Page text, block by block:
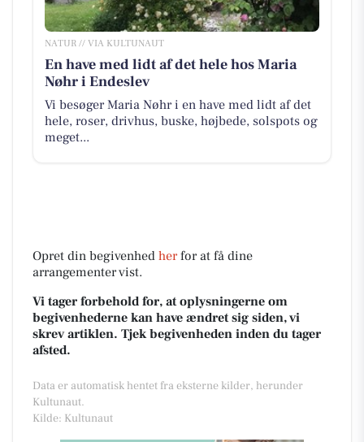
NATUR // VIA KULTUNAUT
En have med lidt af det hele hos Maria
Nøhr i Endeslev
Vi besøger Maria Nøhr i en have med lidt af det
hele, roser, drivhus, buske, højbede, solspots og
meget...
Opret din begivenhed herfor at få dine
arrangementer vist.
Vi tager forbehold for, at oplysningerne om
begivenhederne kan have ændret sig siden, vi
skrev artiklen. Tjek begivenheden inden du tager
afsted.
Data er automatisk hentet fra eksterne kilder, herunder
Kultunaut.
Kilde: Kultunaut